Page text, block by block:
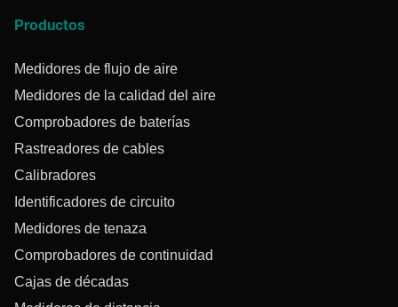
Productos
Medidores de flujo de aire
Medidores de la calidad del aire
Comprobadores de baterías
Rastreadores de cables
Calibradores
Identificadores de circuito
Medidores de tenaza
Comprobadores de continuidad
Cajas de décadas